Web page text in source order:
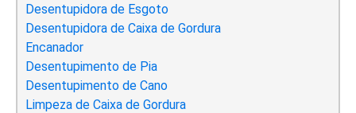
Desentupidora de Esgoto
Desentupidora de Caixa de Gordura
Encanador
Desentupimento de Pia
Desentupimento de Cano
Limpeza de Caixa de Gordura